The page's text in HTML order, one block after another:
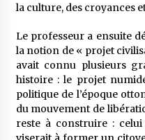
la culture, des croyances
Le professeur a ensuite
la notion de « projet
avait connu plusieurs
histoire : le projet
politique de l’époque
du mouvement de
reste à construire :